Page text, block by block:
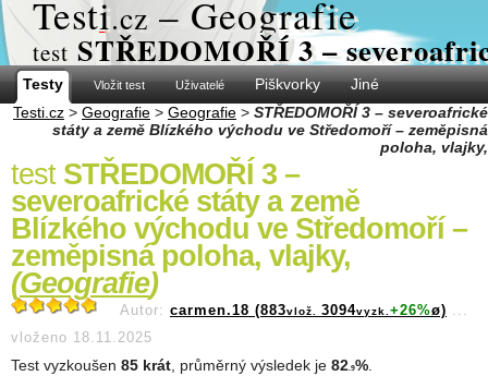
Testi.cz – Geografie
test STŘEDOMOŘÍ 3 –
Testy Vložit test Uživatelé Piškvorky
Jiné
Testi.cz > Geografie > Geografie > STŘEDOMOŘÍ 3 – severoafrické
státy a země Blízkého východu ve Středomoří – zeměpisná
poloha, vlajky,
test STŘEDOMOŘÍ 3 –
severoafrické státy a země
Blízkého východu ve Středomoří –
zeměpisná poloha, vlajky,
(Geografie)
Autor: carmen.18 (883vlož. 3094vyzk. +26%ø) ...
vloženo 18.11.2025
Test vyzkoušen 85 krát , průměrný výsledek je 82 .9%